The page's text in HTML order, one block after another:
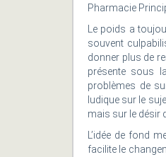
Pharmacie
Le poids a
souvent
donner plus de
présente sous
problèmes de
ludique sur le
mais sur le désir
L’idée de fond
facilite le